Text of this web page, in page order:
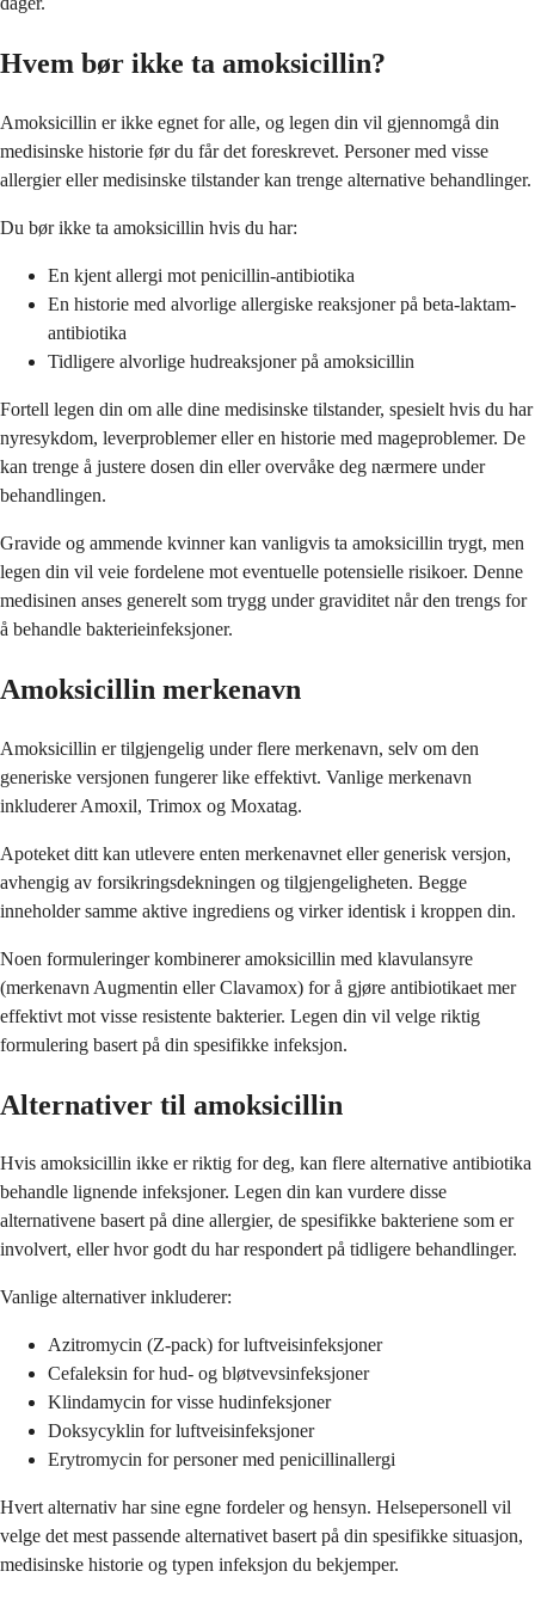
Hvem bør ikke ta amoksicillin?
Amoksicillin er ikke egnet for alle, og legen din vil gjennomgå din
medisinske historie før du får det foreskrevet. Personer med visse
allergier eller medisinske tilstander kan trenge alternative behandlinger.
Du bør ikke ta amoksicillin hvis du har:
En kjent allergi mot penicillin-antibiotika
En historie med alvorlige allergiske reaksjoner på beta-laktam-
antibiotika
Tidligere alvorlige hudreaksjoner på amoksicillin
Fortell legen din om alle dine medisinske tilstander, spesielt hvis du har
nyresykdom, leverproblemer eller en historie med mageproblemer. De
kan trenge å justere dosen din eller overvåke deg nærmere under
behandlingen.
Gravide og ammende kvinner kan vanligvis ta amoksicillin trygt, men
legen din vil veie fordelene mot eventuelle potensielle risikoer. Denne
medisinen anses generelt som trygg under graviditet når den trengs for
å behandle bakterieinfeksjoner.
Amoksicillin merkenavn
Amoksicillin er tilgjengelig under flere merkenavn, selv om den
generiske versjonen fungerer like effektivt. Vanlige merkenavn
inkluderer Amoxil, Trimox og Moxatag.
Apoteket ditt kan utlevere enten merkenavnet eller generisk versjon,
avhengig av forsikringsdekningen og tilgjengeligheten. Begge
inneholder samme aktive ingrediens og virker identisk i kroppen din.
Noen formuleringer kombinerer amoksicillin med klavulansyre
(merkenavn Augmentin eller Clavamox) for å gjøre antibiotikaet mer
effektivt mot visse resistente bakterier. Legen din vil velge riktig
formulering basert på din spesifikke infeksjon.
Alternativer til amoksicillin
Hvis amoksicillin ikke er riktig for deg, kan flere alternative antibiotika
behandle lignende infeksjoner. Legen din kan vurdere disse
alternativene basert på dine allergier, de spesifikke bakteriene som er
involvert, eller hvor godt du har respondert på tidligere behandlinger.
Vanlige alternativer inkluderer:
Azitromycin (Z-pack) for luftveisinfeksjoner
Cefaleksin for hud- og bløtvevsinfeksjoner
Klindamycin for visse hudinfeksjoner
Doksycyklin for luftveisinfeksjoner
Erytromycin for personer med penicillinallergi
Hvert alternativ har sine egne fordeler og hensyn. Helsepersonell vil
velge det mest passende alternativet basert på din spesifikke situasjon,
medisinske historie og typen infeksjon du bekjemper.